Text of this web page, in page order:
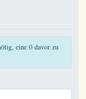
eine 0 davor zu